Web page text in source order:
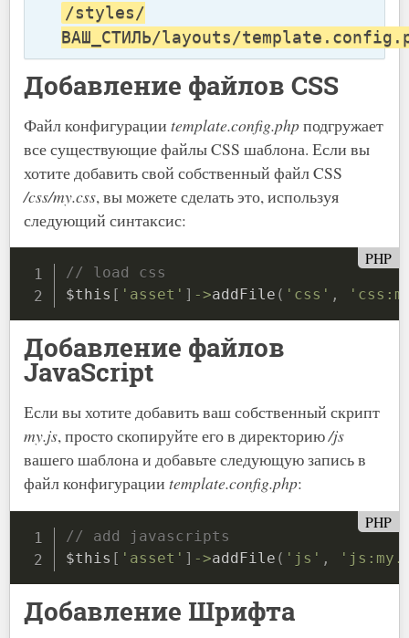
/styles/
ВАШ_СТИЛЬ/layouts/
Добавление файлов CSS
Файл конфигурации template.config.phpподгружает
все существующие файлы CSS шаблона. Если вы
хотите добавить свой собственный файл CSS
/css/my.css, вы можете сделать это, используя
следующий синтаксис:
PHP
// load css
$this [ 'asset' ] ->addFile ( 'css' ,
Добавление файлов
JavaScript
Если вы хотите добавить ваш собственный скрипт
my.js, просто скопируйте его в директорию/js
вашего шаблона и добавьте следующую запись в
файл конфигурации template.config.php:
PHP
// add javascripts
$this [ 'asset' ] ->addFile ( 'js' ,
Добавление Шрифта